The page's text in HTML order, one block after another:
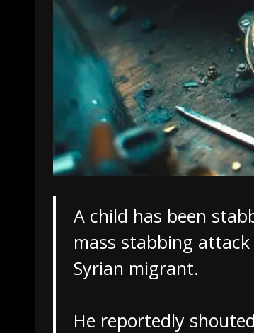
A child has been
mass stabbing
Syrian migrant.
He reportedly